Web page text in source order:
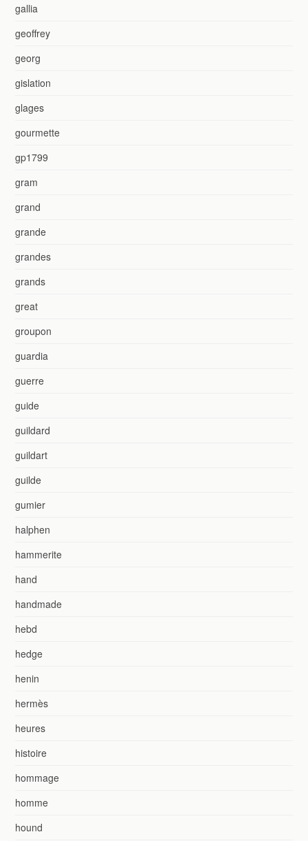
gallia
geoffrey
georg
gislation
glages
gourmette
gp1799
gram
grand
grande
grandes
grands
great
groupon
guardia
guerre
guide
guildard
guildart
guilde
gumier
halphen
hammerite
hand
handmade
hebd
hedge
henin
hermès
heures
histoire
hommage
homme
hound